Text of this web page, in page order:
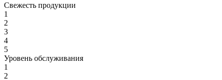
Свежесть продукции
1
2
3
4
5
Уровень обслуживания
1
2